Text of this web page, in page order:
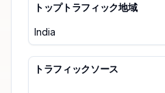
トップトラフィック地域
India
トラフィックソース